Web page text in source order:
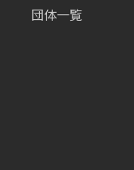
団体一覧